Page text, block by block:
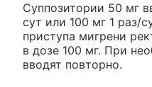
Суппозитории 50 мг
сут или 100 мг 1 раз/
приступа мигрени
в дозе 100 мг. При
вводят повторно.